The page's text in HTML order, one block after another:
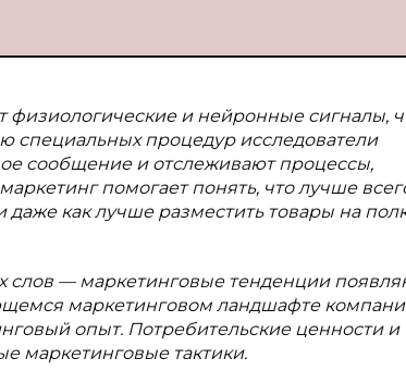
физиологические и нейронные сигналы,
специальных процедур исследователи
сообщение и отслеживают процессы,
помогает понять, что лучше
как лучше разместить товары на
слов — маркетинговые тенденции
маркетинговом ландшафте
опыт. Потребительские ценности и
маркетинговые тактики.